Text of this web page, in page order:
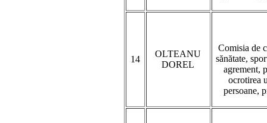
14
OLTEANU
DOREL
Comisia de
sănătate,
agrement,
ocrotirea
persoane,